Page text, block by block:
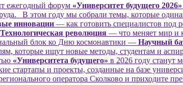
ежегодный форум «Университет будущего 2026»
В этом году мы собрали темы, которые
инновации — как готовить специалистов
Технологическая революция — что меняет мир и
блок ко Дню космонавтики — Научный
которые ищут новые методы, студентам и
«Университета будущего» в 2026 году станут
стартапы и проекты, созданные на базе
оператора Сколково и приходите